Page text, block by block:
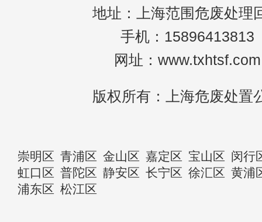
地址：上海范围危废处理
手机：15896413813
网址：www.txhtsf.com
版权所有：上海危废处置
崇明区 青浦区 金山区 嘉定区 宝山区 闵行
虹口区 普陀区 静安区 长宁区 徐汇区 黄浦
浦东区 松江区